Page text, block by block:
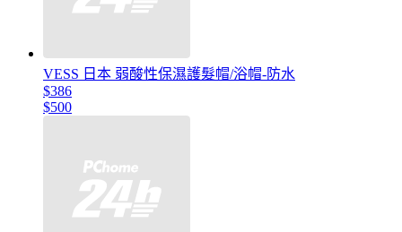
VESS 日本 弱酸性保濕護髮帽/浴帽-防水
$386
$500